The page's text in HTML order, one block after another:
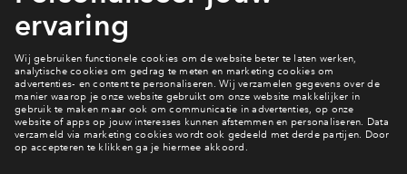
Ontdek beschikbaar aanbod!
Wonen in De Melkontvangst?
Ontdek het aanbod!